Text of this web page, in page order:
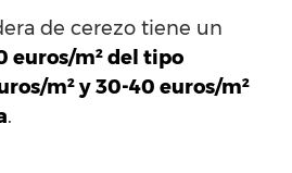
de cerezo tiene un
euros/m² del tipo
m² y 30-40 euros/m²
.